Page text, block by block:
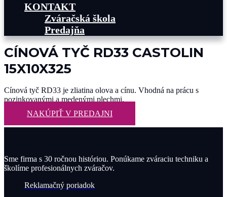
KONTAKT
Zváračská škola
Predajňa
CÍNOVÁ TYČ RD33 CASTOLIN
15X10X325
Cínová tyč RD33 je zliatina olova a cínu. Vhodná na prácu s
pozinkovanými a medenými plechmi.
NAKÚPIŤ V PREDAJNI
Sme firma s 30 ročnou históriou. Ponúkame zváraciu techniku a
školíme profesionálnych zváračov.
Reklamačný poriadok